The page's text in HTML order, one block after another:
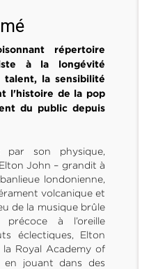
répertoire
à la longévité
la sensibilité
l'histoire de la pop
du public depuis
par son physique,
John – grandit à
londonienne,
volcanique et
de la musique brûle
à l’oreille
éclectiques, Elton
Royal Academy of
jouant dans des